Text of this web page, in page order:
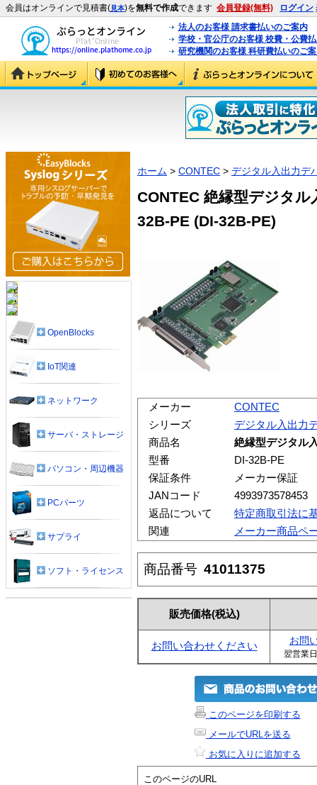
会員はオンラインで見積書(見本)を無料で作成できます 会員登録(無料) ログイン
法人のお客様 請求書払いのご案内
学校・官公庁のお客様 校費・公費
研究機関のお客様 科研費払いのご
ホーム > CONTEC > デジタル入出力デ
CONTEC 絶縁型デジタ
32B-PE (DI-32B-PE)
メーカー
CONTEC
シリーズ
デジタル入出力
商品名
絶縁型デジタル
型番
DI-32B-PE
保証条件
メーカー保証
JANコード
4993973578453
返品について
特定商取引法に
関連
メーカー商品ペ
商品番号 41011375
販売価格(税込)
お問い合わせください お問
翌営業
このページを印刷する
メールでURLを送る
お気に入りに追加する
このページのURL
OpenBlocks
IoT関連
ネットワーク
サーバ・ストレージ
パソコン・周辺機器
PCパーツ
サプライ
ソフト・ライセンス